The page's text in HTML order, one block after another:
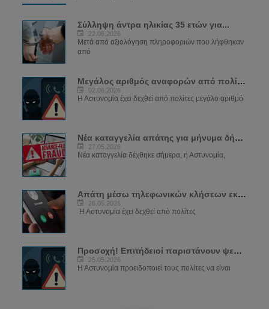
Σύλληψη άντρα ηλικίας 35 ετών για...
22.06.2026
Μετά από αξιολόγηση πληροφοριών που λήφθηκαν
από
Μεγάλος αριθμός αναφορών από πολίτες για...
02.06.2026
Η Αστυνομία έχει δεχθεί από πολίτες μεγάλο αριθμό
Νέα καταγγελία απάτης για μήνυμα δήθεν...
27.05.2026
Νέα καταγγελία δέχθηκε σήμερα, η Αστυνομία,
Απάτη μέσω τηλεφωνικών κλήσεων εκ μέρους...
26.05.2026
Η Αστυνομία έχει δεχθεί από πολίτες
Προσοχή! Επιτήδειοί παριστάνουν ψευδώς...
25.05.2026
Η Αστυνομία προειδοποιεί τους πολίτες να είναι